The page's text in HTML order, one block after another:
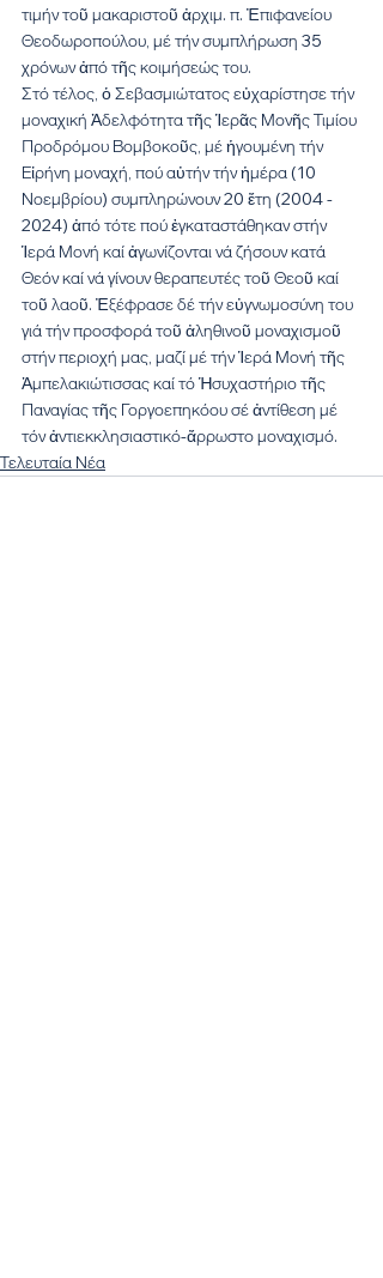
τιμήν τοῦ μακαριστοῦ ἀρχιμ. π. Ἐπιφανείου
Θεοδωροπούλου, μέ τήν συμπλήρωση 35
χρόνων ἀπό τῆς κοιμήσεώς του.
Στό τέλος, ὁ Σεβασμιώτατος εὐχαρίστησε τήν
μοναχική Ἀδελφότητα τῆς Ἱερᾶς Μονῆς Τιμίου
Προδρόμου Βομβοκοῦς, μέ ἡγουμένη τήν
Εἰρήνη μοναχή, πού αὐτήν τήν ἡμέρα (10
Νοεμβρίου) συμπληρώνουν 20 ἔτη (2004 -
2024) ἀπό τότε πού ἐγκαταστάθηκαν στήν
Ἱερά Μονή καί ἀγωνίζονται νά ζήσουν κατά
Θεόν καί νά γίνουν θεραπευτές τοῦ Θεοῦ καί
τοῦ λαοῦ. Ἐξέφρασε δέ τήν εὐγνωμοσύνη του
γιά τήν προσφορά τοῦ ἀληθινοῦ μοναχισμοῦ
στήν περιοχή μας, μαζί μέ τήν Ἱερά Μονή τῆς
Ἀμπελακιώτισσας καί τό Ἡσυχαστήριο τῆς
Παναγίας τῆς Γοργοεπηκόου σέ ἀντίθεση μέ
τόν ἀντιεκκλησιαστικό-ἄρρωστο μοναχισμό.
Τελευταία Νέα